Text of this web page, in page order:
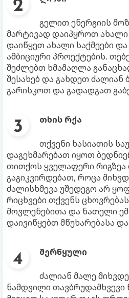
გელით ენერგიის
მარტივად დაიპყროთ ახალი
დაიწყეთ ახალი საქმეები
ამბიციური პროექტების.
შეძლებთ ხმამაღლა
შესახებ და გახდეთ ძალიან
გარისკოთ და გადადგათ
თხის რქა
თქვენი ხასიათის
დაგეხმარებათ იყოთ
თითქოს ყველაფერი რიგზეა
გაგიკვირდებათ, როცა
ძალისხმევა უშედეგო არ
რიცხვები თქვენს
მოვლენებითა და ნათელი
დაივიწყებთ მწუხარებასა
მერწყული
ძალიან მალე
ნამდვილი თავბრუდამხვევი